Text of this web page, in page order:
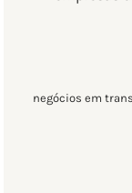
negócios em